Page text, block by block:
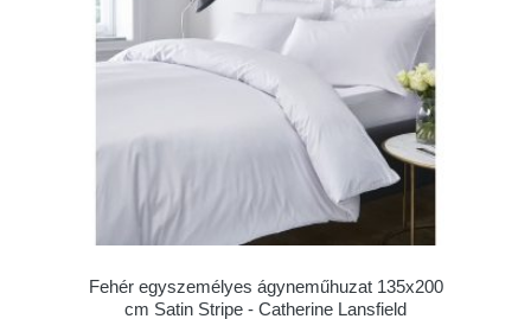
Fehér egyszemélyes ágyneműhuzat 135x200
cm Satin Stripe - Catherine Lansfield